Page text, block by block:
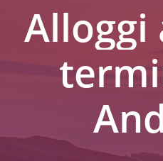
Alloggi